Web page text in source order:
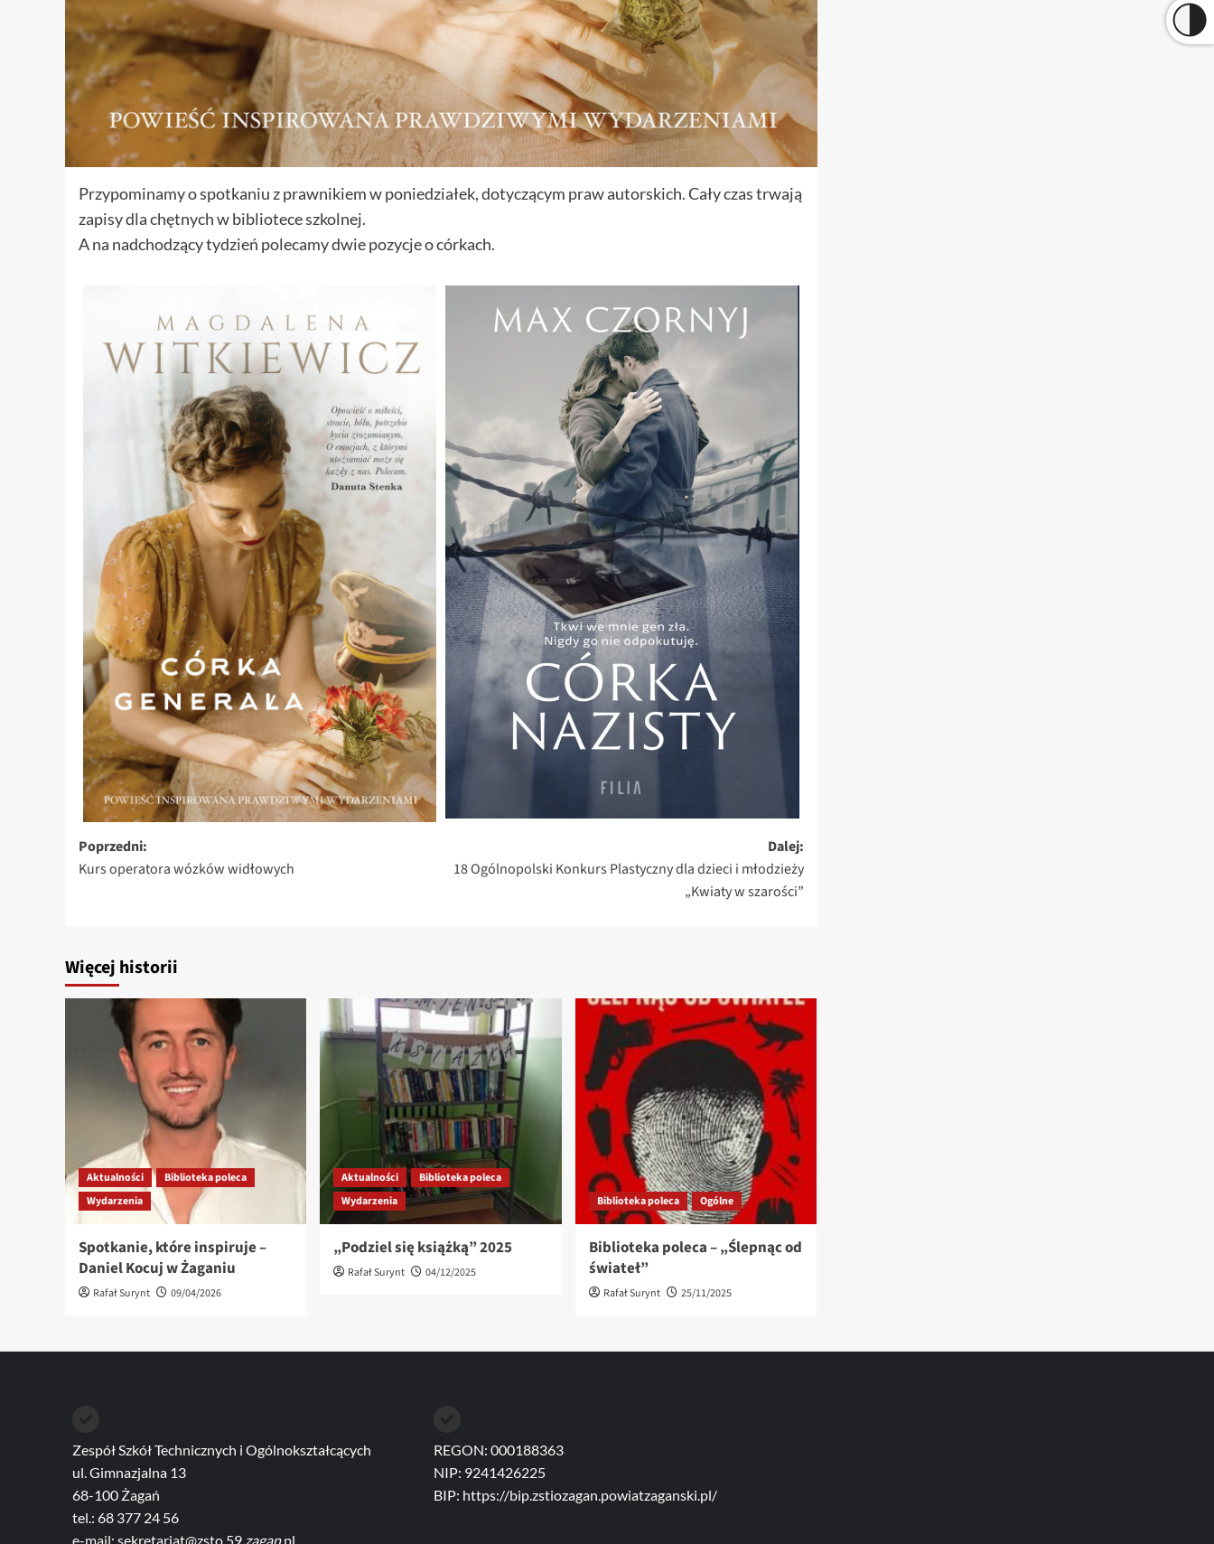
Przypominamy o spotkaniu z prawnikiem w poniedziałek, dotyczącym praw autorskich. Cały czas trwają
zapisy dla chętnych w bibliotece szkolnej.
A na nadchodzący tydzień polecamy dwie pozycje o córkach.
Zobacz
wpisy
Poprzedni:
Kurs operatora wózków widłowych
Dalej:
18 Ogólnopolski Konkurs Plastyczny dla dzieci i młodzieży
„Kwiaty w szarości”
Więcej historii
Aktualności
Biblioteka poleca
Wydarzenia
Spotkanie, które inspiruje –
Daniel Kocuj w Żaganiu
Rafał Surynt 09/04/2026
Aktualności
Biblioteka poleca
Wydarzenia
„Podziel się książką” 2025
Rafał Surynt 04/12/2025
Biblioteka poleca Ogólne
Biblioteka poleca – „Ślepnąc od
świateł”
Rafał Surynt 25/11/2025
Zespół Szkół Technicznych i Ogólnokształcących
ul. Gimnazjalna 13
68-100 Żagań
tel.: 68 377 24 56
e-mail: sekretariat@zsto.59. zagan.pl
REGON: 000188363
NIP: 9241426225
BIP: https://bip.zstiozagan.powiatzaganski.pl/